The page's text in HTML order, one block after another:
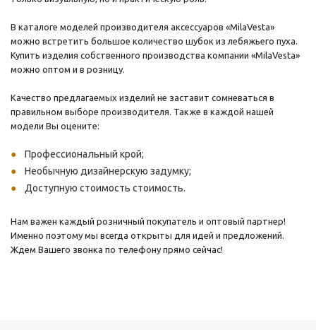
В каталоге моделей производителя аксессуаров «MilaVesta»
можно встретить большое количество шубок из лебяжьего пуха.
Купить изделия собственного производства компании «MilaVesta»
можно оптом и в розницу.
Качество предлагаемых изделий не заставит сомневаться в
правильном выборе производителя. Также в каждой нашей
модели Вы оцените:
Профессиональный крой;
Необычную дизайнерскую задумку;
Доступную стоимость стоимость.
Нам важен каждый розничный покупатель и оптовый партнер!
Именно поэтому мы всегда открыты для идей и предложений.
Ждем Вашего звонка по телефону прямо сейчас!